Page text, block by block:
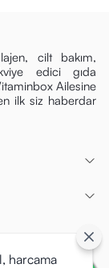
cilt bakım,
edici gıda
Ailesine
ilk siz haberdar
harcama